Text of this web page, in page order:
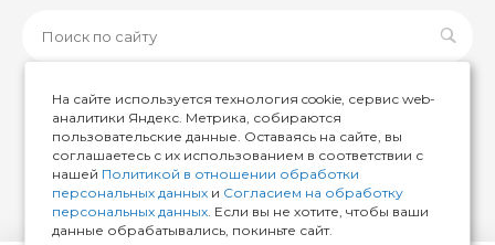
© 2026 ИМИР174, Все права защищены
На сайте используется технология cookie, сервис web-
аналитики Яндекс. Метрика, собираются
пользовательские данные. Оставаясь на сайте, вы
соглашаетесь с их использованием в соответствии с
нашей Политикой в отношении обработки
персональных данных и Согласием на обработку
персональных данных. Если вы не хотите, чтобы ваши
данные обрабатывались, покиньте сайт.